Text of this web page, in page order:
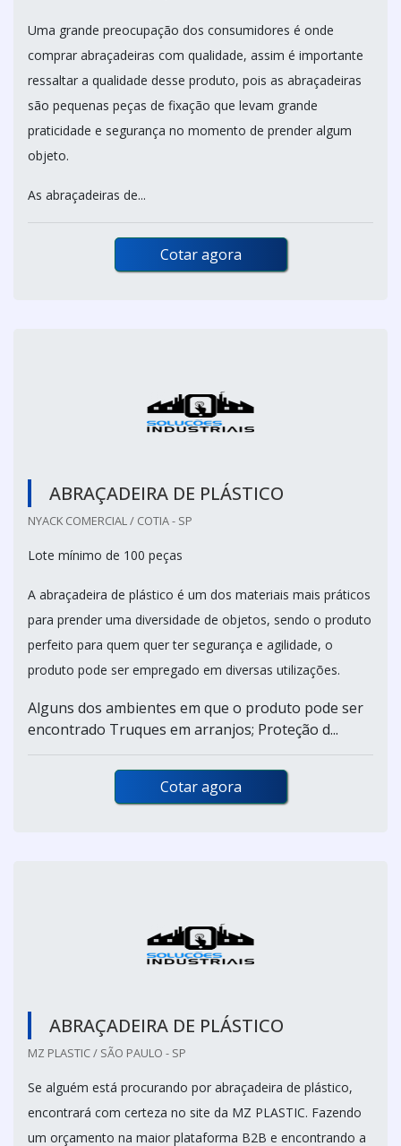
Uma grande preocupação dos consumidores é onde
comprar abraçadeiras com qualidade, assim é importante
ressaltar a qualidade desse produto, pois as abraçadeiras
são pequenas peças de fixação que levam grande
praticidade e segurança no momento de prender algum
objeto.
As abraçadeiras de...
Cotar agora
ABRAÇADEIRA DE PLÁSTICO
NYACK COMERCIAL / COTIA - SP
Lote mínimo de 100 peças
A abraçadeira de plástico é um dos materiais mais práticos
para prender uma diversidade de objetos, sendo o produto
perfeito para quem quer ter segurança e agilidade, o
produto pode ser empregado em diversas utilizações.
Alguns dos ambientes em que o produto pode ser
encontrado Truques em arranjos; Proteção d...
Cotar agora
ABRAÇADEIRA DE PLÁSTICO
MZ PLASTIC / SÃO PAULO - SP
Se alguém está procurando por abraçadeira de plástico,
encontrará com certeza no site da MZ PLASTIC. Fazendo
um orçamento na maior plataforma B2B e encontrando a